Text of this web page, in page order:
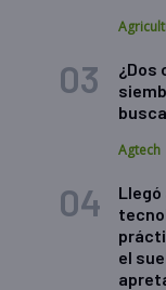
¿Dos
Agtech
Llegó
el